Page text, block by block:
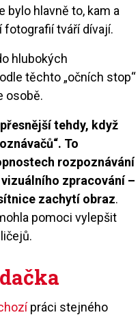
bylo hlavně to, kam a
fotografií tváří dívají.
hlubokých
těchto „očních stop“
osobě.
tehdy, když
To
rozpoznávání
zpracování –
zachytí obraz.
pomoci vylepšit
práci stejného